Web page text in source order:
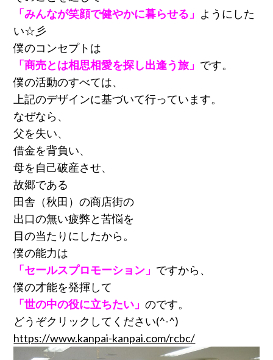
「みんなが笑顔で健やかに暮らせる」 ようにした
い☆彡
僕のコンセプトは
「商売とは相思相愛を探し出逢う旅」 です。
僕の活動のすべては、
上記のデザインに基づいて行っています。
なぜなら、
父を失い、
借金を背負い、
母を自己破産させ、
故郷である
田舎（秋田）の商店街の
出口の無い疲弊と苦悩を
目の当たりにしたから。
僕の能力は
「セールスプロモーション」 ですから、
僕の才能を発揮して
「世の中の役に立ちたい」のです。
どうぞクリックしてください(^-^)
https://www.kanpai-kanpai.com/rcbc/